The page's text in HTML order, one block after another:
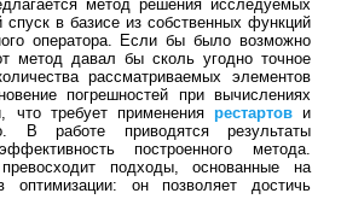
метод решения исследуемых
в базисе из собственных функций
оператора. Если бы было возможно
метод давал бы сколь угодно точное
рассматриваемых элементов
погрешностей при вычислениях
что требует применения рестартови
В работе приводятся результаты
построенного метода.
подходы, основанные на
оптимизации: он позволяет достичь